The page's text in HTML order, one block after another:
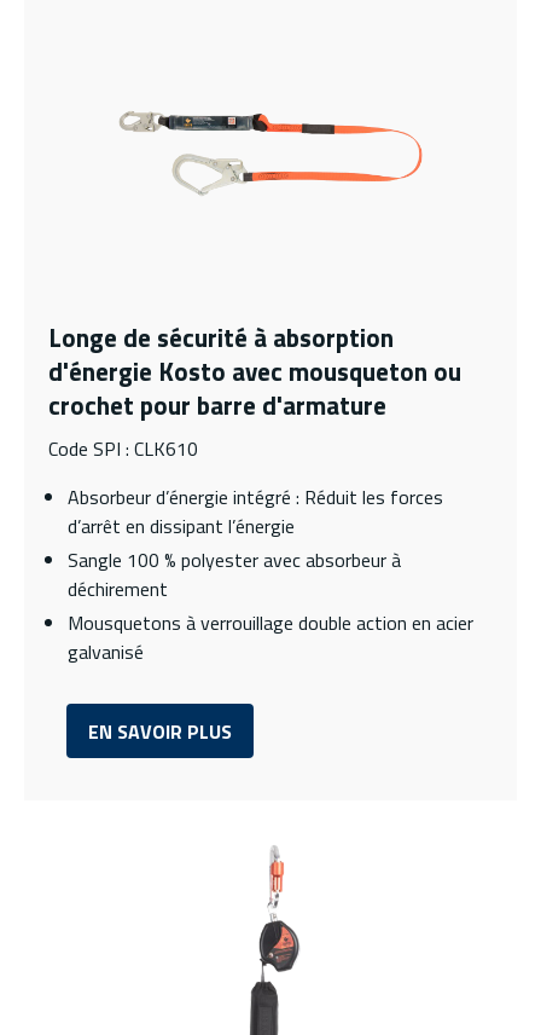
Longe de sécurité à absorption
d'énergie Kosto avec mousqueton ou
crochet pour barre d'armature
Code SPI : CLK610
Absorbeur d’énergie intégré : Réduit les forces
d’arrêt en dissipant l’énergie
Sangle 100 % polyester avec absorbeur à
déchirement
Mousquetons à verrouillage double action en acier
galvanisé
EN SAVOIR PLUS